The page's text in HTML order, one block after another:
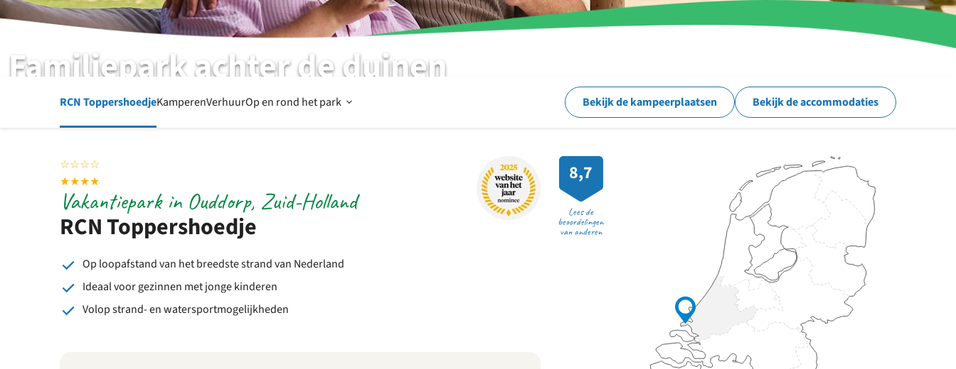
Familiepark achter de duinen
RCN Toppershoedje | Ouddorp | Zuid-Holland
RCN ToppershoedjeKamperenVerhuurOp en rond het park Open
en
Bekijk de kampeerplaatsen Bekijk de accommodaties
☆☆☆☆
★★★★
RCN Toppershoedje
Vakantiepark in Ouddorp, Zuid-Holland
8,7
Lees de
beoordelingen
van anderen
Op loopafstand van het breedste strand van Nederland
Ideaal voor gezinnen met jonge kinderen
Volop strand- en watersportmogelijkheden